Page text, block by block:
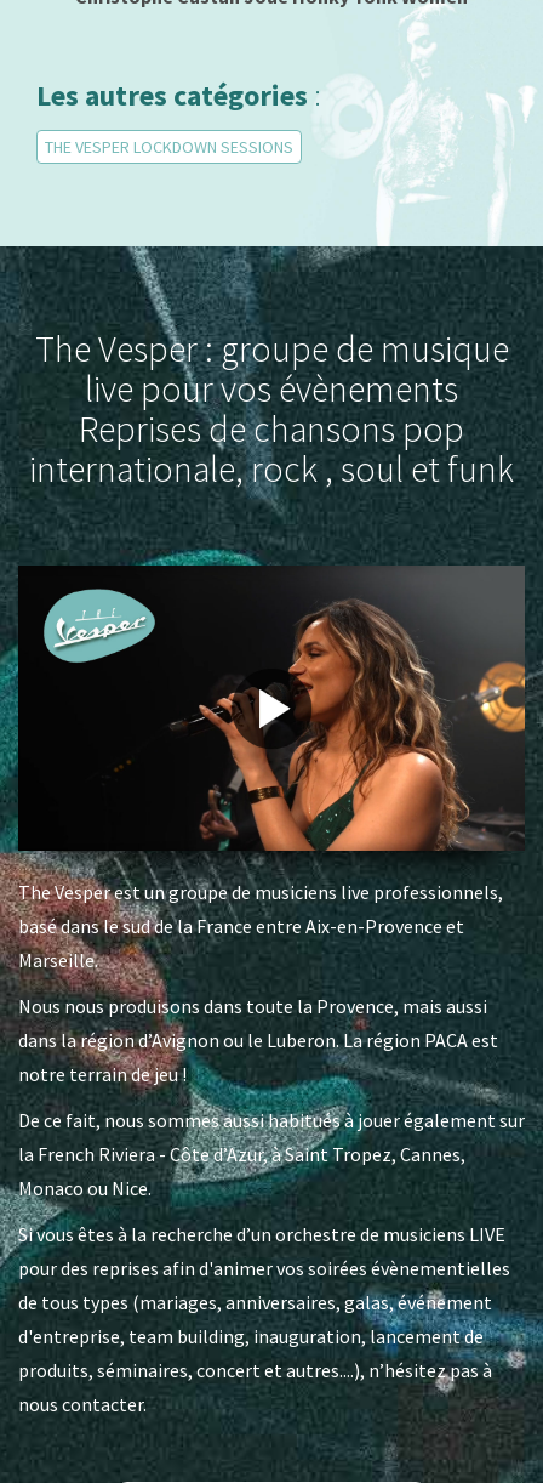
Les autres catégories :
THE VESPER LOCKDOWN SESSIONS
The Vesper : groupe de musique
live pour vos évènements
Reprises de chansons pop
internationale, rock , soul et funk
The Vesper est un groupe de musiciens live professionnels,
basé dans le sud de la France entre Aix-en-Provence et
Marseille.
Nous nous produisons dans toute la Provence, mais aussi
dans la région d’Avignon ou le Luberon. La région PACA est
notre terrain de jeu !
De ce fait, nous sommes aussi habitués à jouer également sur
la French Riviera - Côte d’Azur, à Saint Tropez, Cannes,
Monaco ou Nice.
Si vous êtes à la recherche d’un orchestre de musiciens LIVE
pour des reprises afin d'animer vos soirées évènementielles
de tous types (mariages, anniversaires, galas, événement
d'entreprise, team building, inauguration, lancement de
produits, séminaires, concert et autres....), n’hésitez pas à
nous contacter.